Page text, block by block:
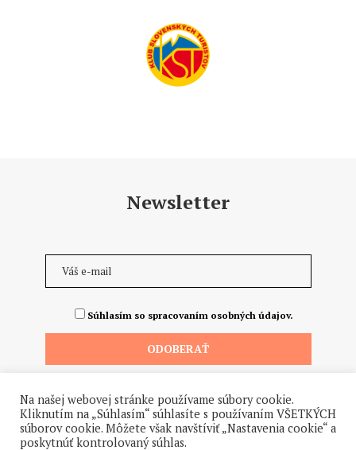
Newsletter
Súhlasím so spracovaním osobných údajov.
Na našej webovej stránke používame súbory cookie.
Kliknutím na „Súhlasím“ súhlasíte s používaním VŠETKÝCH
súborov cookie. Môžete však navštíviť „Nastavenia cookie“ a
poskytnúť kontrolovaný súhlas.